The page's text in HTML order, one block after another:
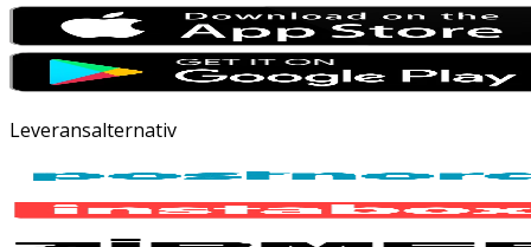
Leveransalternativ